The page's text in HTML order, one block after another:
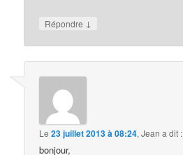
Répondre ↓
Le23 juillet 2013 à 08:24,Jean a dit :
bonjour,